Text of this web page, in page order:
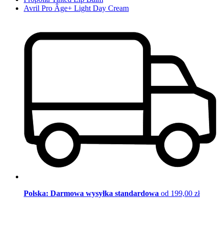
Avril Pro Âge+ Light Day Cream
Polska: Darmowa wysyłka standardowa od 199,00 zł